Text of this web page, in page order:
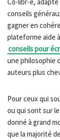
conseils
gagner en
plateforme aide
conseils pour
une philosophie
auteurs plus
Pour ceux qui
ou qui sont sur
donné à grand
que la majorité